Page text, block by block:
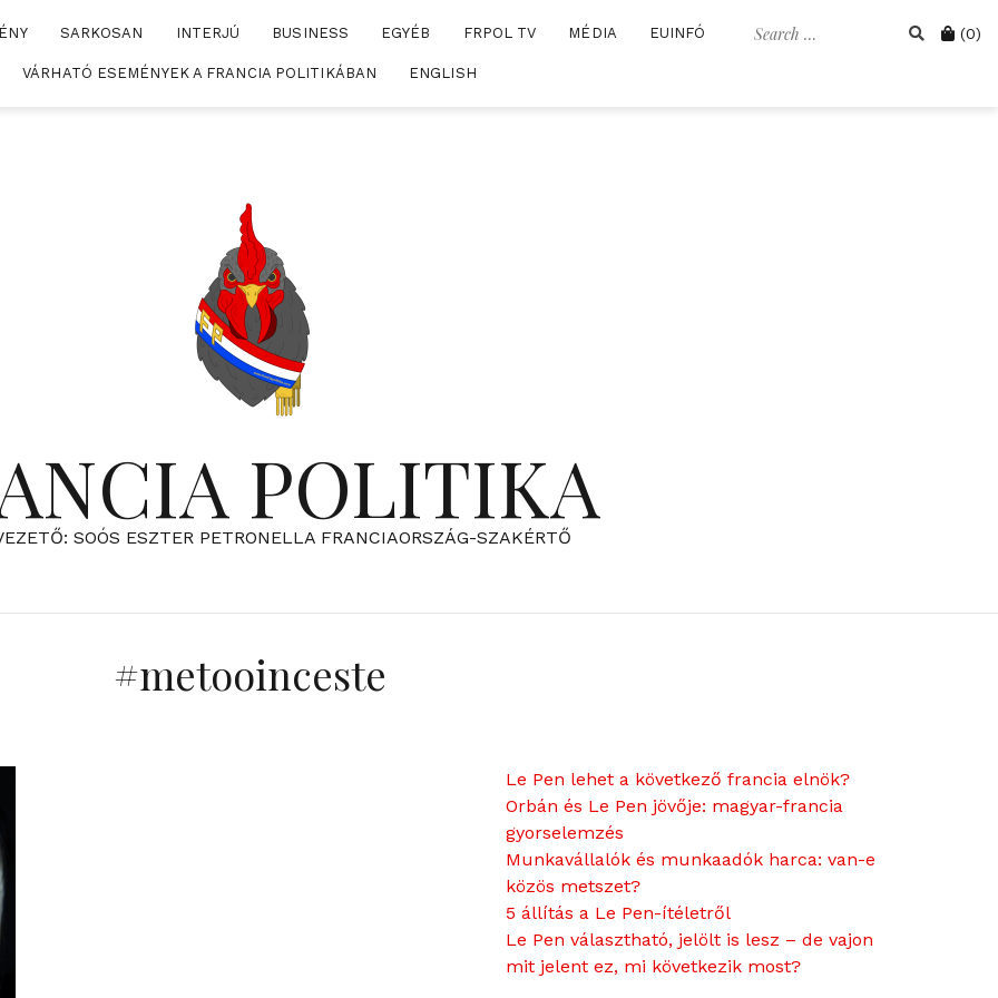
Search Cart
(0)
SARKOSAN INTERJÚ BUSINESS EGYÉB FRPOL TV MÉDIA EUINFÓ
VÁRHATÓ ESEMÉNYEK A FRANCIA POLITIKÁBAN ENGLISH
POLITIKA
SOÓS ESZTER PETRONELLA FRANCIAORSZÁG-SZAKÉRTŐ
#metooinceste
Le Pen lehet a következő francia elnök?
Orbán és Le Pen jövője: magyar-francia
gyorselemzés
Munkavállalók és munkaadók harca: van-e
közös metszet?
5 állítás a Le Pen-ítéletről
Le Pen választható, jelölt is lesz – de vajon
mit jelent ez, mi következik most?